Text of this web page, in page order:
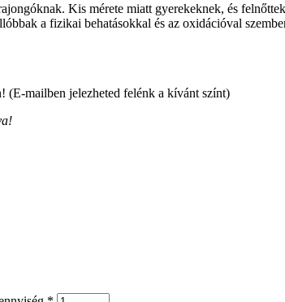
Kis mérete miatt gyerekeknek, és
a fizikai behatásokkal és az oxidációval
(E-mailben jelezheted felénk a kívánt színt)